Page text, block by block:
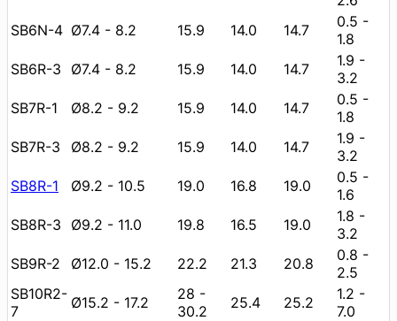
SB6N-4 Ø7.4 - 8.2 15.9 14.0 14.7
0.5 -
1.8
SB6R-3
Ø7.4 - 8.2 15.9 14.0 14.7
1.9 -
3.2
SB7R-1
Ø8.2 - 9.2 15.9 14.0 14.7
0.5 -
1.8
SB7R-3
Ø8.2 - 9.2 15.9 14.0 14.7
1.9 -
3.2
SB8R-1
Ø9.2 - 10.5 19.0 16.8 19.0
0.5 -
1.6
SB8R-3
Ø9.2 - 11.0 19.8 16.5 19.0
1.8 -
3.2
SB9R-2
Ø12.0 - 15.2 22.2 21.3 20.8
0.8 -
2.5
SB10R2-
7
Ø15.2 - 17.2
28 -
30.2
25.4 25.2
1.2 -
7.0